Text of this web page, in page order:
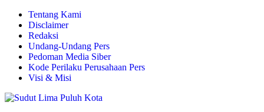
Tentang Kami
Disclaimer
Redaksi
Undang-Undang Pers
Pedoman Media Siber
Kode Perilaku Perusahaan Pers
Visi & Misi